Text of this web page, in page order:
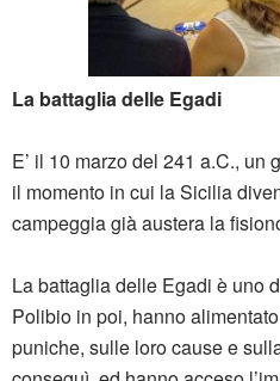
La battaglia delle Egadi
E’ il 10 marzo del 241 a.C.,
il momento in cui la Sicilia
campeggia già austera la
La battaglia delle Egadi è uno
Polibio in poi, hanno
puniche, sulle loro cause e